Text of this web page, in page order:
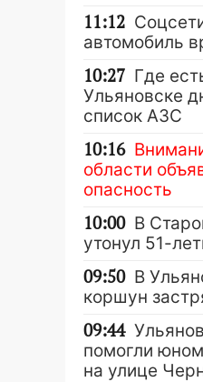
11:12
автомобиль
10:27 Где
Ульяновске
список АЗС
10:16
области
опасность
10:00 В
утонул 51-
09:50 В
коршун
09:44
помогли
на улице